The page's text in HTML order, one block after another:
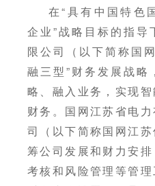
在“具有中国特色
企业”战略目标的指导
限公司（以下简称国
融三型”财务发展战略
略、融入业务，实现
财务。国网江苏省电
司（以下简称国网江
筹公司发展和财力安
考核和风险管理等管